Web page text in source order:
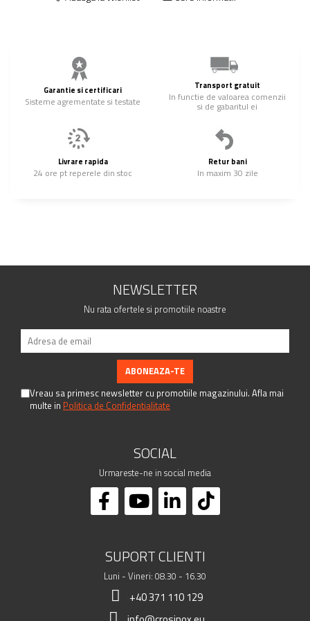
Garantie si certificari
Sisteme agrementate si testate
Transport gratuit
In functie de valoarea comenzii
si de gabaritul ei
Livrare rapida
24 ore pt reperele din stoc
Retur bani
In maxim 30 zile
NEWSLETTER
Nu rata ofertele si promotiile noastre
Vreau sa primesc newsletter cu promotiile magazinului. Afla mai
multe in Politica de Confidentialitate
SOCIAL
Urmareste-ne in social media
SUPORT CLIENTI
Luni - Vineri: 08.30 - 16.30
+40 371 110 129